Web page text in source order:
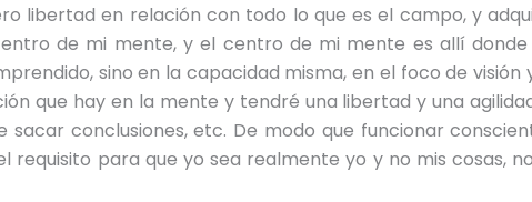
libertad en relación con todo lo que es el campo, y
de mi mente, y el centro de mi mente es allí donde
sino en la capacidad misma, en el foco de visión
que hay en la mente y tendré una libertad y una
conclusiones, etc. De modo que funcionar
para que yo sea realmente yo y no mis cosas,